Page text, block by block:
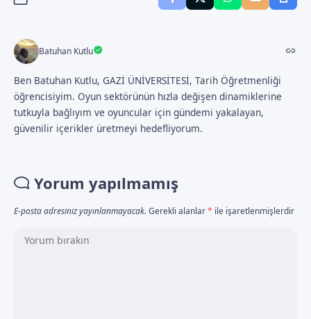
Batuhan Kutlu
Ben Batuhan Kutlu, GAZİ ÜNİVERSİTESİ, Tarih Öğretmenliği
öğrencisiyim. Oyun sektörünün hızla değişen dinamiklerine
tutkuyla bağlıyım ve oyuncular için gündemi yakalayan,
güvenilir içerikler üretmeyi hedefliyorum.
Yorum yapılmamış
E-posta adresiniz yayınlanmayacak. Gerekli alanlar* ile işaretlenmişlerdir